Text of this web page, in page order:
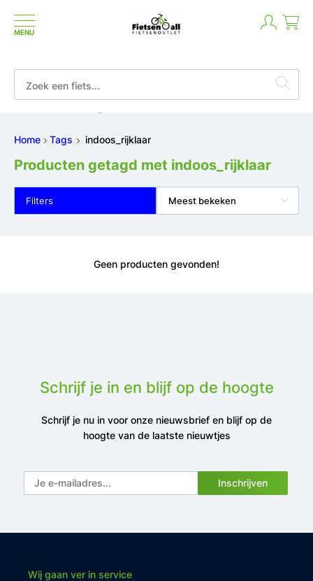
MENU
Home Tags indoos_rijklaar
Producten getagd met indoos_rijklaar
Filters Meest bekeken
Geen producten gevonden!
Schrijf je in en blijf op de hoogte
Schrijf je nu in voor onze nieuwsbrief en blijf op de
hoogte van de laatste nieuwtjes
Inschrijven
Wij gaan ver in service